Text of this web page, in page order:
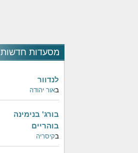
מסעדות חדשות
לנדוור
באור יהודה
בורג' בנימינה
בוהריים
בקיסריה